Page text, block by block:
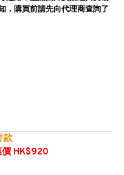
，購買前請先向代理商查詢了
款
價 HK$920